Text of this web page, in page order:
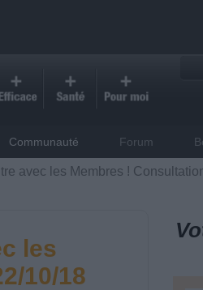
Communauté Forum
avec les Membres !
les
10/18